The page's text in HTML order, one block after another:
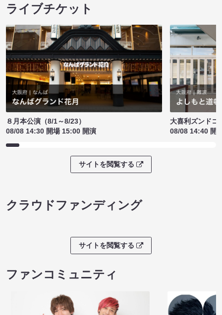
ライブチケット
８月本公演（8/1～8/23）
08/08 14:30 開場 15:00 開演
大喜利ズンドコ
08/08 14:40 開
サイトを閲覧する
クラウドファンディング
サイトを閲覧する
ファンコミュニティ